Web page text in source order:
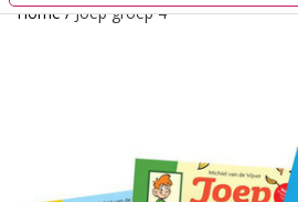
Home/Joep groep 4